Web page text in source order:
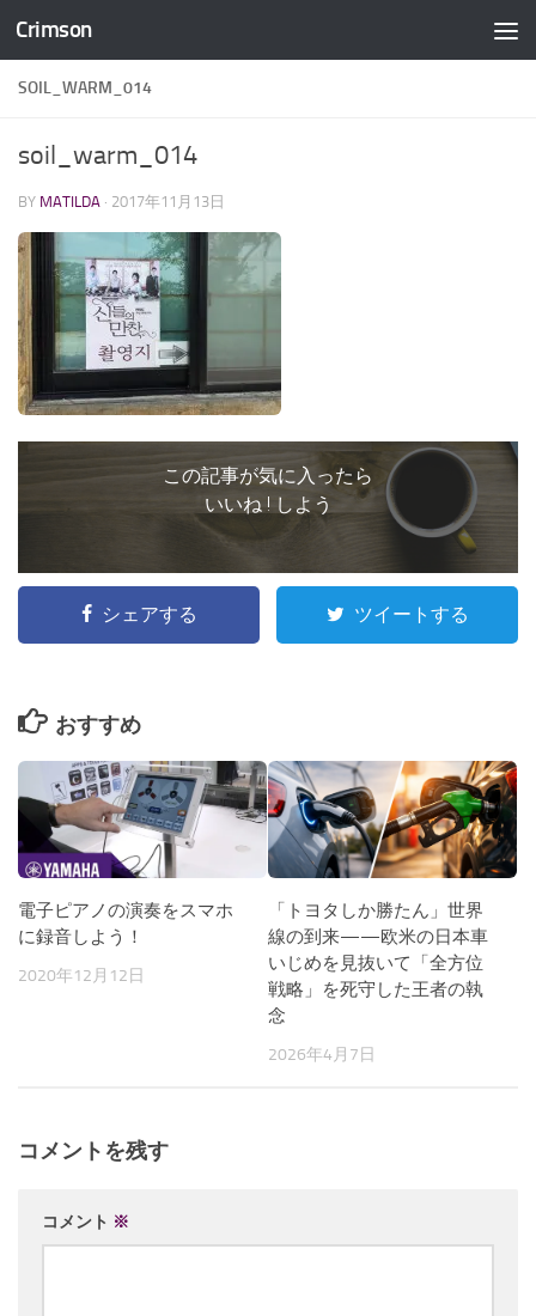
コンテンツへスキップ
Crimson
SOIL_WARM_014
soil_warm_014
BY MATILDA · 2017年11月13日
この記事が気に入ったら
いいね ! しよう
シェアする ツイートする
おすすめ
電子ピアノの演奏をスマホ
に録音しよう！
2020年12月12日
「トヨタしか勝たん」世界
線の到来——欧米の日本車
いじめを見抜いて「全方位
戦略」を死守した王者の執
念
2026年4月7日
コメントを残す
コメント ※